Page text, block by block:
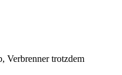
Verbrenner trotzdem